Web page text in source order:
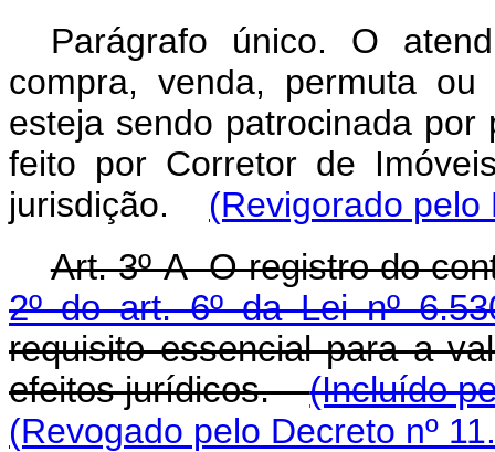
Parágrafo único. O
compra, venda, permuta
esteja sendo patrocinada
feito por Corretor de
jurisdição.
(Revigorado pelo
Art. 3º-A O registro do
2º do art. 6º da Lei nº
requisito essencial para a
efeitos jurídicos.(Incluído
(Revogado pelo Decreto nº